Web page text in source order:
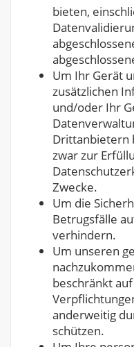
bieten,
Um Ihr Gerät
zusätzlichen
und/oder Ihr
Drittanbietern
zwar zur
Zwecke.
Um die
Betrugsfälle
verhindern.
Um unseren
beschränkt
anderweitig
schützen.